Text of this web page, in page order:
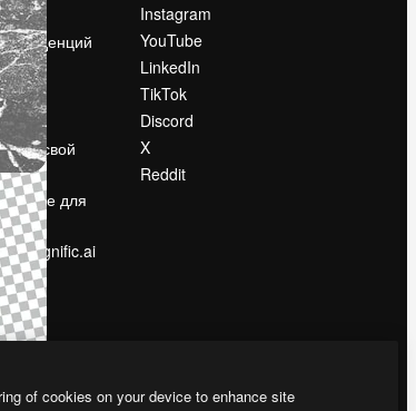
тенденций
свой
для
magnific.ai
Instagram
YouTube
LinkedIn
TikTok
Discord
X
Reddit
of cookies on your device to enhance site